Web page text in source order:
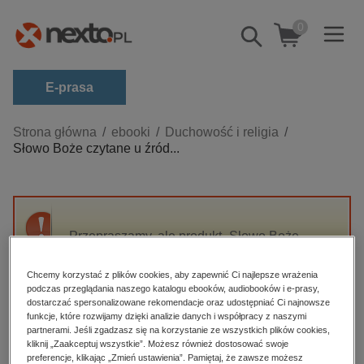
Pokaż/schowaj
wyszukiwarkę
0
E-prasa
Kategorie
Zobacz wszystkie E-prasa
budownictwo, aranżacja wnętrz
darmowe wydania
edukacja
hobby, sport, rozrywka
komputery, internet, technologie, informatyka
Strona główna ebooki
Duchowość i religia
Słowo Boże czytane u źród...
Przepraszamy, ale produkt „Słowo Boże
High-contrast mode
Polecane
Chcemy korzystać z plików cookies, aby zapewnić Ci najlepsze wrażenia
podczas przeglądania naszego katalogu ebooków, audiobooków i e-prasy,
dostarczać spersonalizowane rekomendacje oraz udostępniać Ci najnowsze
funkcje, które rozwijamy dzięki analizie danych i współpracy z naszymi
partnerami. Jeśli zgadzasz się na korzystanie ze wszystkich plików cookies,
kliknij „Zaakceptuj wszystkie”. Możesz również dostosować swoje
preferencje, klikając „Zmień ustawienia”. Pamiętaj, że zawsze możesz